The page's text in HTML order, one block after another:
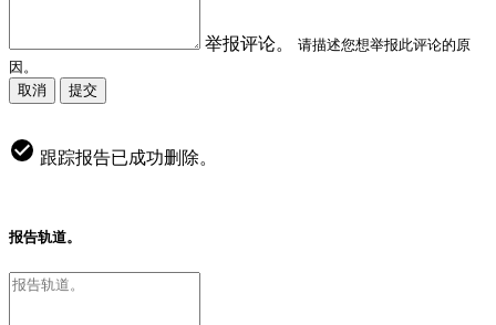
举报评论。
请描述您想举报此评论的原
因。
取消
提交
跟踪报告已成功删除。
报告轨道。